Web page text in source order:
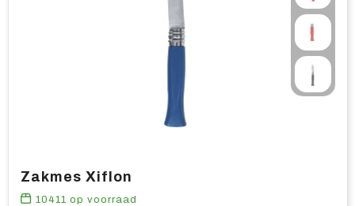
Zakmes Xiflon
10411 op voorraad